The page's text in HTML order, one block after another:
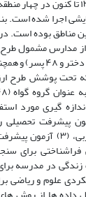
اجرا شده است.
از مدارس مشمول
پوشش طرح
گیری مورد
در مدرسه
علوم و